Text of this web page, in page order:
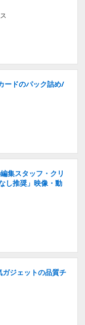
ードのパック詰め/
集スタッフ・クリ
し推奨」映像・動
ガジェットの品質チ